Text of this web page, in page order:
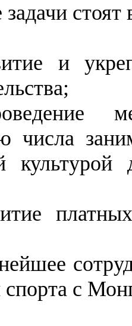
стоят
и
числа
спорта с